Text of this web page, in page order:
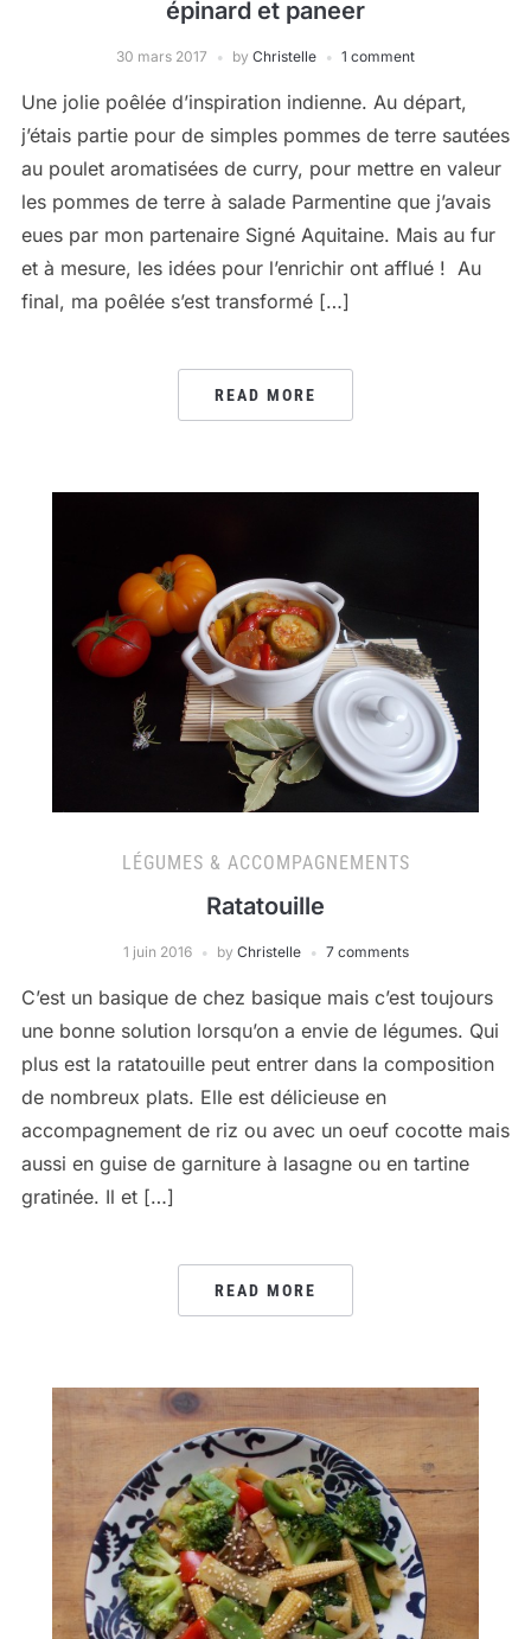
épinard et paneer
30 mars 2017 by Christelle 1 comment
Une jolie poêlée d’inspiration indienne. Au départ,
j’étais partie pour de simples pommes de terre sautées
au poulet aromatisées de curry, pour mettre en valeur
les pommes de terre à salade Parmentine que j’avais
eues par mon partenaire Signé Aquitaine. Mais au fur
et à mesure, les idées pour l’enrichir ont afflué ! Au
final, ma poêlée s’est transformé […]
READ MORE
LÉGUMES & ACCOMPAGNEMENTS
Ratatouille
1 juin 2016 by Christelle 7 comments
C’est un basique de chez basique mais c’est toujours
une bonne solution lorsqu’on a envie de légumes. Qui
plus est la ratatouille peut entrer dans la composition
de nombreux plats. Elle est délicieuse en
accompagnement de riz ou avec un oeuf cocotte mais
aussi en guise de garniture à lasagne ou en tartine
gratinée. Il et […]
READ MORE